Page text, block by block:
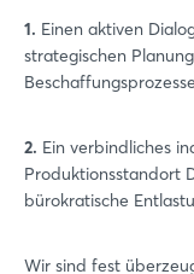
1. Einen aktiven
strategischen
2. Ein verbindliches
Produktionsstandort
bürokratische
Wir sind fest